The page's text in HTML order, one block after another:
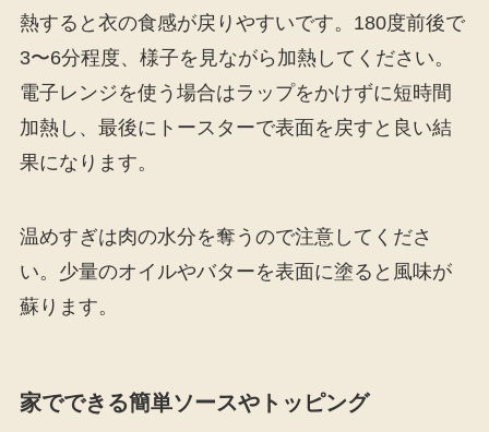
熱すると衣の食感が戻りやすいです。180度前後で
3〜6分程度、様子を見ながら加熱してください。
電子レンジを使う場合はラップをかけずに短時間
加熱し、最後にトースターで表面を戻すと良い結
果になります。
温めすぎは肉の水分を奪うので注意してくださ
い。少量のオイルやバターを表面に塗ると風味が
蘇ります。
家でできる簡単ソースやトッピング